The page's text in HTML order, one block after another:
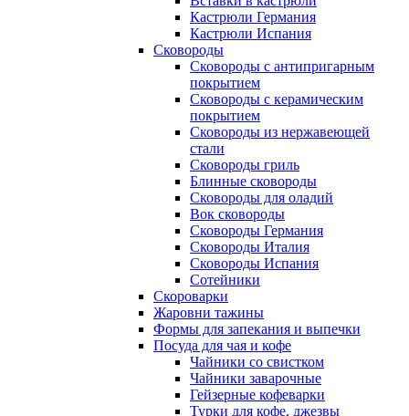
Кастрюли Германия
Кастрюли Испания
Сковороды
Сковороды с антипригарным
покрытием
Сковороды с керамическим
покрытием
Сковороды из нержавеющей
стали
Сковороды гриль
Блинные сковороды
Сковороды для оладий
Вок сковороды
Сковороды Германия
Сковороды Италия
Сковороды Испания
Сотейники
Скороварки
Жаровни тажины
Формы для запекания и выпечки
Посуда для чая и кофе
Чайники со свистком
Чайники заварочные
Гейзерные кофеварки
Турки для кофе, джезвы